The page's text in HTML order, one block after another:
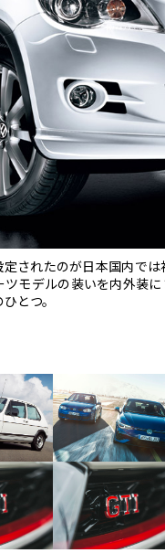
三菱
光岡
その他
されたのが日本国内で
モデルの装いを内外装
とつ。